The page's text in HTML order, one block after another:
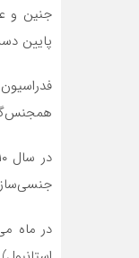
جنین و
پایین